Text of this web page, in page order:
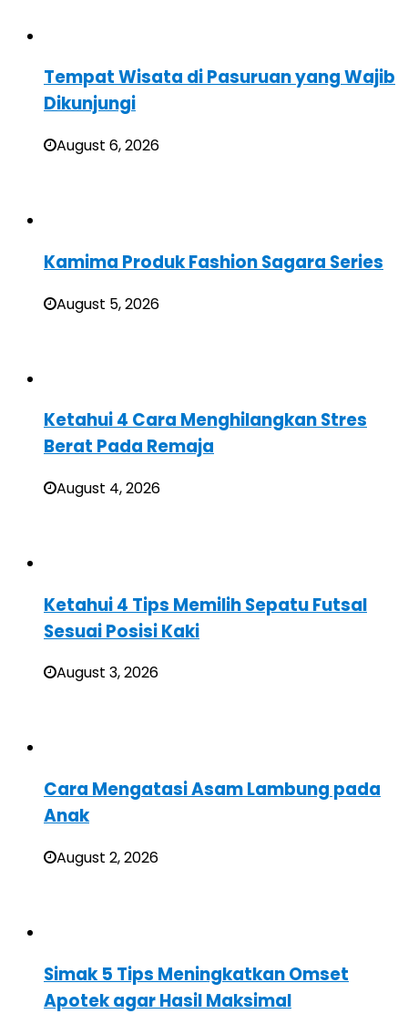
Tempat Wisata di Pasuruan yang Wajib
Dikunjungi
August 6, 2026
Kamima Produk Fashion Sagara Series
August 5, 2026
Ketahui 4 Cara Menghilangkan Stres
Berat Pada Remaja
August 4, 2026
Ketahui 4 Tips Memilih Sepatu Futsal
Sesuai Posisi Kaki
August 3, 2026
Cara Mengatasi Asam Lambung pada
Anak
August 2, 2026
Simak 5 Tips Meningkatkan Omset
Apotek agar Hasil Maksimal